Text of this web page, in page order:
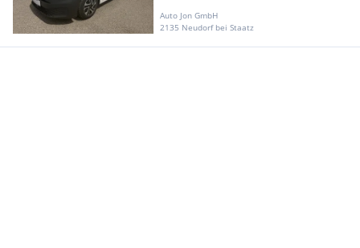
Auto Jon GmbH
2135 Neudorf bei Staatz